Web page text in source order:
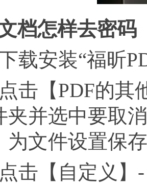
档怎样去密码
安装“福昕
【PDF的其他
夹并选中要取
为文件设置保
【自定义】-